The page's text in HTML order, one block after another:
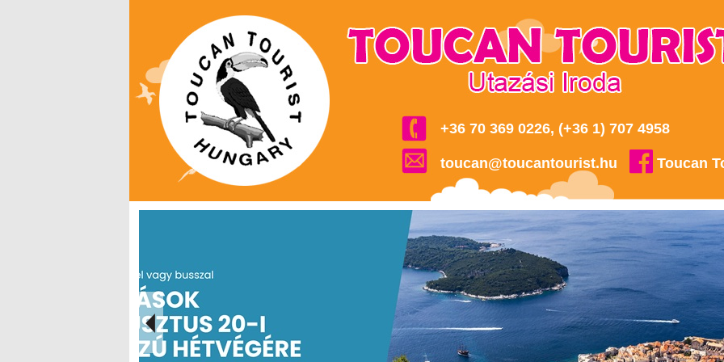
+36 70 369 0226, (+36 1) 707 4958
toucan@toucantourist.hu Toucan